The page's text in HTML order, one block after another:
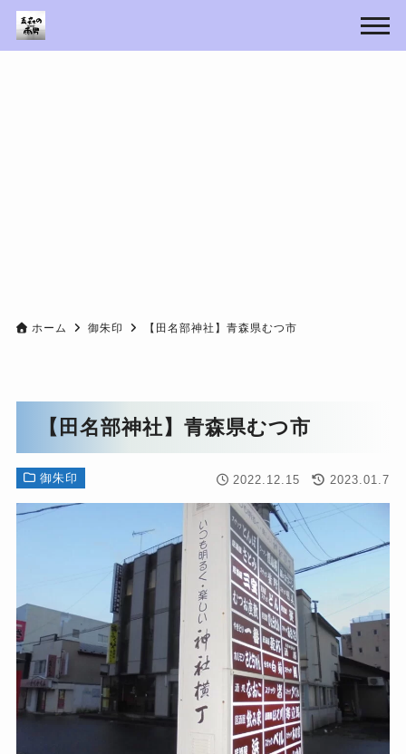
ホーム 御朱印 【田名部神社】青森県むつ市
【田名部神社】青森県むつ市
御朱印 2022.12.15 2023.01.7